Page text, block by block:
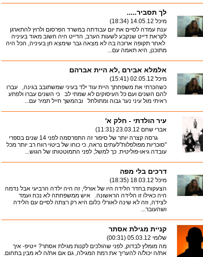
לך תסביר.....
מיכל 14.05.12 (18:34)
ענת עמדה לסיים את יום עבודתה במשרד הפרסום ולרוץ להתארגן
לקראת דייט שנקבע לשעות הערב, הדייט היה חשוב מאוד בעיניה
לאחר תקופה ארוכה בה לא מצאה גבר שימצא חן בעיניה, הכל היה
מתוכנן, היא תאמה עם...
אלמלא אבירם ,לא היית אברהם
מיכל 02.05.12 (15:41)
כשהכרתי את משפחתך היית עוד ילד בעיני שמשתובב בגינה, עברו
להם השנים ועם כל העיסוקים לא שמתי לב כי השנים עברו ולפתע
ראיתי מול עיני נער גבוה ומתולתל ובהמשך חייל תמיר עם...
עיר הולדתי - חלק א'
אברי שחם 23.03.12 (11:31)
גרסה קצרה יותר של סיפור זה התפרסמה לפני 14 שנים בספרי
"סוכריות מפולפלות"לעתים נראה, כי כוחו של ביטוי רווח רב יותר מכל
עובדה גיאו-פוליטית. כך למשל, לפני התמוטטותו של הגוש...
דרכים בלי מפה
מיכל 18.03.12 (18:35)
הצעקות בחדר הלידה היו של אורלי, זה היה ילדה הרביעי אבל נדמה
היה כאילו זו הלידה הראשונה. איש ממשפחתה לא נכח ועמד
לצידה, וזה לא שינה לאורלי כלום היא רק רצתה לסיים עם הלידה
ושהעובר...
קניית מגילת אסתר
שלומי 05.03.12 (00:31)
מה מומלץ לבדוק, לפני שהולכים לקנות מגילת אסתר? +טיפ- איך
את/ה יכול/ה להעריך את רמת המגילה, גם אם את/ה לא מבין בתחום.